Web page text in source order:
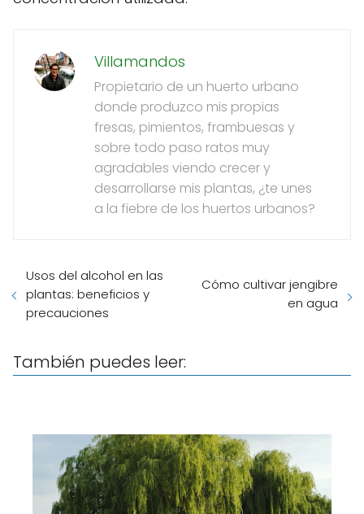
Villamandos
Propietario de un huerto urbano
donde produzco mis propias
fresas, pimientos, frambuesas y
sobre todo paso ratos muy
agradables viendo crecer y
desarrollarse mis plantas, ¿te unes
a la fiebre de los huertos urbanos?
Usos del alcohol en las
plantas: beneficios y
precauciones
Cómo cultivar jengibre
en agua
También puedes leer: